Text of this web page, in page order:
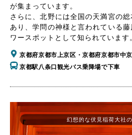
が集まっています。
さらに、北野には全国の天満宮の
あり、学問の神様と言われている
ワースポットとして知られています
京都府京都市上京区・京都府京都市中
京都駅八条口観光バス乗降場で下車
幻想的な伏見稲荷大社